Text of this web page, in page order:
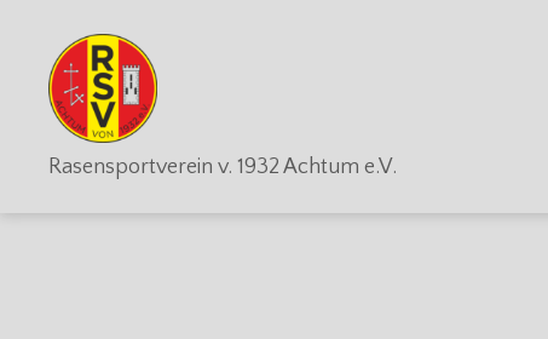
RSV
Achtum
Rasensportverein v. 1932 Achtum e.V.